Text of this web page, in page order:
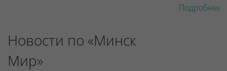
Подробнее
Новости по «Минск
Мир»